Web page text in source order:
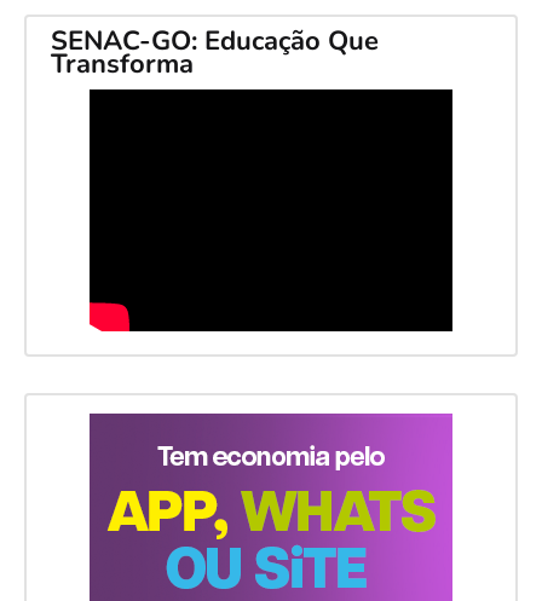
SENAC-GO: Educação Que
Transforma